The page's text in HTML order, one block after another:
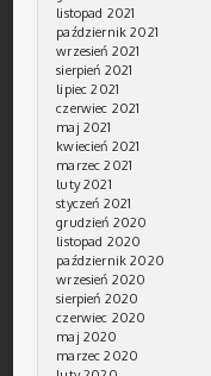
listopad 2021
październik 2021
wrzesień 2021
sierpień 2021
lipiec 2021
czerwiec 2021
maj 2021
kwiecień 2021
marzec 2021
luty 2021
styczeń 2021
grudzień 2020
listopad 2020
październik 2020
wrzesień 2020
sierpień 2020
czerwiec 2020
maj 2020
marzec 2020